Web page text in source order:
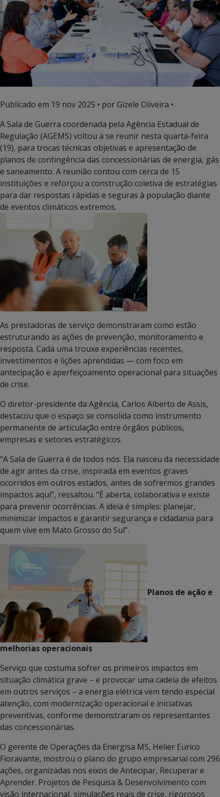
Publicado em 19 nov 2025 • por Gizele Oliveira •
A Sala de Guerra coordenada pela Agência Estadual de
Regulação (AGEMS) voltou a se reunir nesta quarta-feira
(19), para trocas técnicas objetivas e apresentação de
planos de contingência das concessionárias de energia, gás
e saneamento. A reunião contou com cerca de 15
instituições e reforçou a construção coletiva de estratégias
para dar respostas rápidas e seguras à população diante
de eventos climáticos extremos.
As prestadoras de serviço demonstraram como estão
estruturando as ações de prevenção, monitoramento e
resposta. Cada uma trouxe experiências recentes,
investimentos e lições aprendidas — com foco em
antecipação e aperfeiçoamento operacional para situações
de crise.
O diretor-presidente da Agência, Carlos Alberto de Assis,
destacou que o espaço se consolida como instrumento
permanente de articulação entre órgãos públicos,
empresas e setores estratégicos.
“A Sala de Guerra é de todos nós. Ela nasceu da necessidade
de agir antes da crise, inspirada em eventos graves
ocorridos em outros estados, antes de sofrermos grandes
impactos aqui”, ressaltou. “É aberta, colaborativa e existe
para prevenir ocorrências. A ideia é simples: planejar,
minimizar impactos e garantir segurança e cidadania para
quem vive em Mato Grosso do Sul”.
Planos de ação e
melhorias operacionais
Serviço que costuma sofrer os primeiros impactos em
situação climática grave – e provocar uma cadeia de efeitos
em outros serviços – a energia elétrica vem tendo especial
atenção, com modernização operacional e iniciativas
preventivas, conforme demonstraram os representantes
das concessionárias.
O gerente de Operações da Energisa MS, Helier Eurico
Fioravante, mostrou o plano do grupo empresarial com 296
ações, organizadas nos eixos de Antecipar, Recuperar e
Aprender. Projetos de Pesquisa & Desenvolvimento com
visão internacional, simulações reais de crise, rigorosos